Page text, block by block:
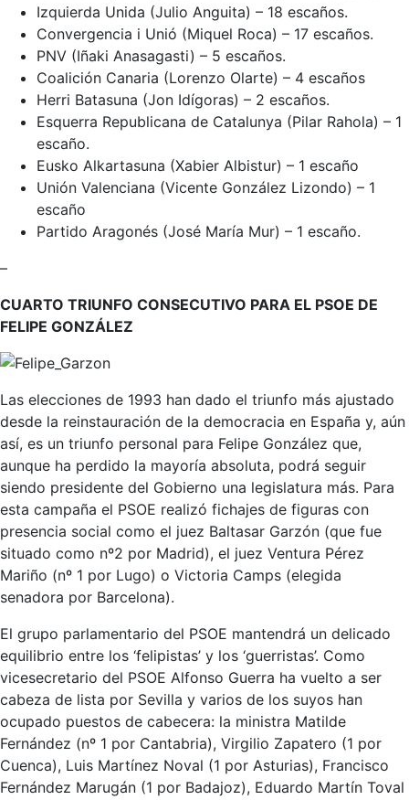
Izquierda Unida (Julio Anguita) – 18 escaños.
Convergencia i Unió (Miquel Roca) – 17 escaños.
PNV (Iñaki Anasagasti) – 5 escaños.
Coalición Canaria (Lorenzo Olarte) – 4 escaños
Herri Batasuna (Jon Idígoras) – 2 escaños.
Esquerra Republicana de Catalunya (Pilar Rahola) – 1
escaño.
Eusko Alkartasuna (Xabier Albistur) – 1 escaño
Unión Valenciana (Vicente González Lizondo) – 1
escaño
Partido Aragonés (José María Mur) – 1 escaño.
–
CUARTO TRIUNFO CONSECUTIVO PARA EL PSOE DE
FELIPE GONZÁLEZ
Las elecciones de 1993 han dado el triunfo más ajustado
desde la reinstauración de la democracia en España y, aún
así, es un triunfo personal para Felipe González que,
aunque ha perdido la mayoría absoluta, podrá seguir
siendo presidente del Gobierno una legislatura más. Para
esta campaña el PSOE realizó fichajes de figuras con
presencia social como el juez Baltasar Garzón (que fue
situado como nº2 por Madrid), el juez Ventura Pérez
Mariño (nº 1 por Lugo) o Victoria Camps (elegida
senadora por Barcelona).
El grupo parlamentario del PSOE mantendrá un delicado
equilibrio entre los ‘felipistas’ y los ‘guerristas’. Como
vicesecretario del PSOE Alfonso Guerra ha vuelto a ser
cabeza de lista por Sevilla y varios de los suyos han
ocupado puestos de cabecera: la ministra Matilde
Fernández (nº 1 por Cantabria), Virgilio Zapatero (1 por
Cuenca), Luis Martínez Noval (1 por Asturias), Francisco
Fernández Marugán (1 por Badajoz), Eduardo Martín Toval